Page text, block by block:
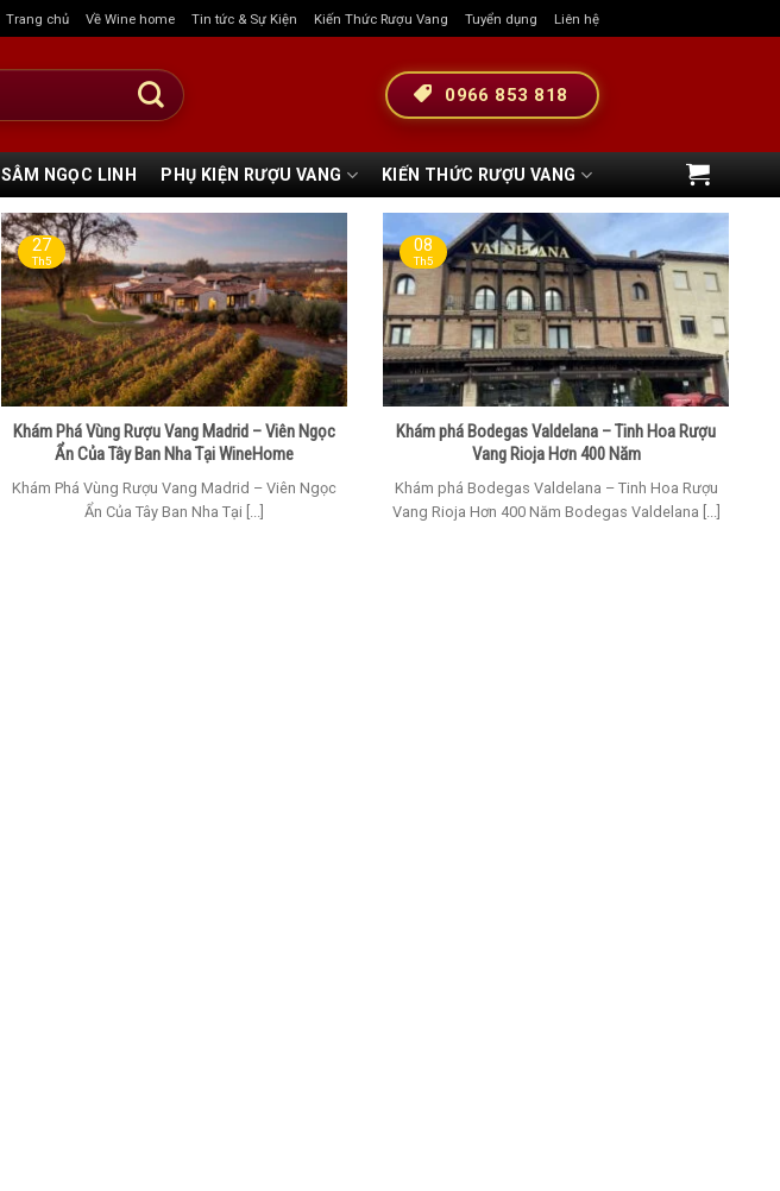
Trang chủ Về Wine home Tin tức & Sự Kiện Kiến Thức Rượu Vang Tuyển dụng Liên hệ
0966 853 818
SÂM NGỌC LINH PHỤ KIỆN RƯỢU VANG KIẾN THỨC RƯỢU VANG
Khám Phá Vùng Rượu Vang Madrid – Viên Ngọc
Ẩn Của Tây Ban Nha Tại WineHome
Khám Phá Vùng Rượu Vang Madrid – Viên Ngọc
Ẩn Của Tây Ban Nha Tại [...]
27
Th5
Khám phá Bodegas Valdelana – Tinh Hoa Rượu
Vang Rioja Hơn 400 Năm
Khám phá Bodegas Valdelana – Tinh Hoa Rượu
Vang Rioja Hơn 400 Năm Bodegas Valdelana [...]
08
Th5